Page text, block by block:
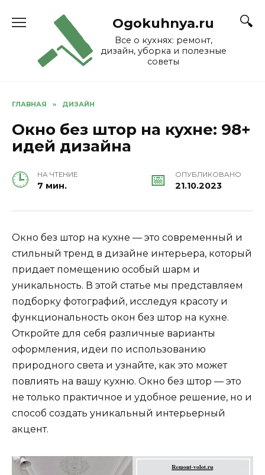
Ogokuhnya.ru
Все о кухнях: ремонт,
дизайн, уборка и полезные
советы
ГЛАВНАЯ » ДИЗАЙН
Окно без штор на кухне: 98+
идей дизайна
НА ЧТЕНИЕ
7 мин.
ОПУБЛИКОВАНО
21.10.2023
Окно без штор на кухне — это современный и
стильный тренд в дизайне интерьера, который
придает помещению особый шарм и
уникальность. В этой статье мы представляем
подборку фотографий, исследуя красоту и
функциональность окон без штор на кухне.
Откройте для себя различные варианты
оформления, идеи по использованию
природного света и узнайте, как это может
повлиять на вашу кухню. Окно без штор — это
не только практичное и удобное решение, но и
способ создать уникальный интерьерный
акцент.